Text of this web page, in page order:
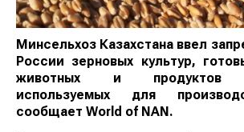
Минсельхоз Казахстана ввел
России зерновых культур,
животных и продуктов
используемых для
сообщает World of NAN.